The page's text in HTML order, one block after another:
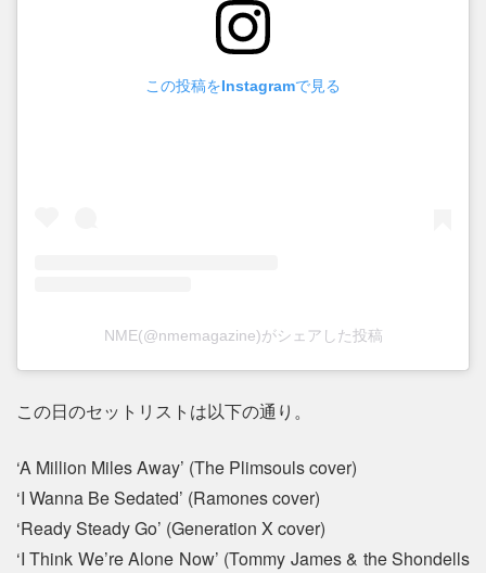
この投稿をInstagramで見る
NME(@nmemagazine)がシェアした投稿
この日のセットリストは以下の通り。
‘A Million Miles Away’ (The Plimsouls cover)
‘I Wanna Be Sedated’ (Ramones cover)
‘Ready Steady Go’ (Generation X cover)
‘I Think We’re Alone Now’ (Tommy James & the Shondells